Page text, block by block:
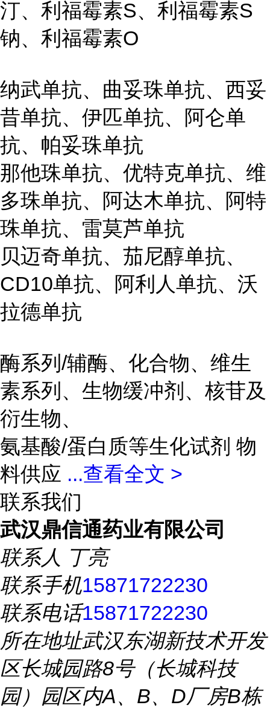
汀、利福霉素S、利福霉素S
钠、利福霉素O
纳武单抗、曲妥珠单抗、西妥
昔单抗、伊匹单抗、阿仑单
抗、帕妥珠单抗
那他珠单抗、优特克单抗、维
多珠单抗、阿达木单抗、阿特
珠单抗、雷莫芦单抗
贝迈奇单抗、茄尼醇单抗、
CD10单抗、阿利人单抗、沃
拉德单抗
酶系列/辅酶、化合物、维生
素系列、生物缓冲剂、核苷及
衍生物、
氨基酸/蛋白质等生化试剂 物
料供应 ...查看全文 >
联系我们
武汉鼎信通药业有限公司
联系人 丁亮
联系手机15871722230
联系电话15871722230
所在地址武汉东湖新技术开发
区长城园路8号（长城科技
园）园区内A、B、D厂房B栋